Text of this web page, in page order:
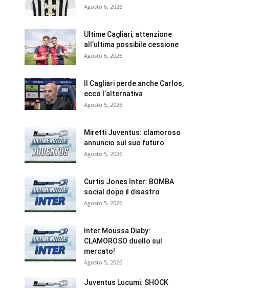
Agosto 6, 2026
Ultime Cagliari, attenzione
all’ultima possibile cessione
Agosto 6, 2026
Il Cagliari perde anche Carlos,
ecco l’alternativa
Agosto 5, 2026
Miretti Juventus: clamoroso
annuncio sul suo futuro
Agosto 5, 2026
Curtis Jones Inter: BOMBA
social dopo il disastro
Agosto 5, 2026
Inter Moussa Diaby:
CLAMOROSO duello sul
mercato!
Agosto 5, 2026
Juventus Lucumi: SHOCK